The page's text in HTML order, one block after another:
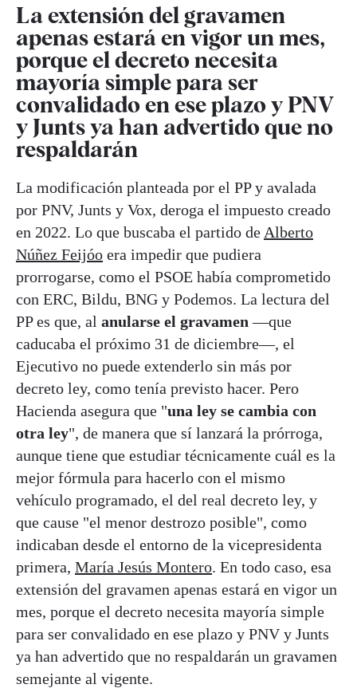
La extensión del gravamen
apenas estará en vigor un mes,
porque el decreto necesita
mayoría simple para ser
convalidado en ese plazo y PNV
y Junts ya han advertido que no
respaldarán
La modificación planteada por el PP y avalada
por PNV, Junts y Vox, deroga el impuesto creado
en 2022. Lo que buscaba el partido de Alberto
Núñez Feijóo era impedir que pudiera
prorrogarse, como el PSOE había comprometido
con ERC, Bildu, BNG y Podemos. La lectura del
PP es que, al anularse el gravamen—que
caducaba el próximo 31 de diciembre—, el
Ejecutivo no puede extenderlo sin más por
decreto ley, como tenía previsto hacer. Pero
Hacienda asegura que "una ley se cambia con
otra ley", de manera que sí lanzará la prórroga,
aunque tiene que estudiar técnicamente cuál es la
mejor fórmula para hacerlo con el mismo
vehículo programado, el del real decreto ley, y
que cause "el menor destrozo posible", como
indicaban desde el entorno de la vicepresidenta
primera, María Jesús Montero. En todo caso, esa
extensión del gravamen apenas estará en vigor un
mes, porque el decreto necesita mayoría simple
para ser convalidado en ese plazo y PNV y Junts
ya han advertido que no respaldarán un gravamen
semejante al vigente.